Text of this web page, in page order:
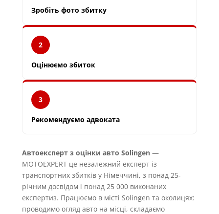
Зробіть фото збитку
2
Оцінюємо збиток
3
Рекомендуємо адвоката
Автоексперт з оцінки авто Solingen—
MOTOEXPERT це незалежний експерт із
транспортних збитків у Німеччині, з понад 25-
річним досвідом і понад 25 000 виконаних
експертиз. Працюємо в місті Solingen та околицях:
проводимо огляд авто на місці, складаємо